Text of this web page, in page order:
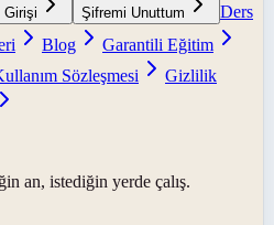
Girişi Şifremi Unuttum
Ders
Blog
Garantili Eğitim
Sözleşmesi
Gizlilik
an, istediğin yerde çalış.